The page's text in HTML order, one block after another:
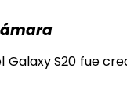
Galaxy S20 fue